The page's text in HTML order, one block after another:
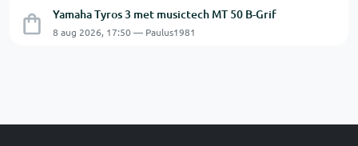
Yamaha Tyros 3 met musictech MT 50 B-Grif
8 aug 2026, 17:50 — Paulus1981